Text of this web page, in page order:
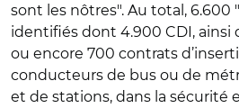
sont les nôtres". Au total, 6.600
identifiés dont 4.900 CDI, ainsi
ou encore 700 contrats
conducteurs de bus ou de
et de stations, dans la sécurité